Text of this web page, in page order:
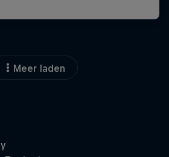
Meer laden